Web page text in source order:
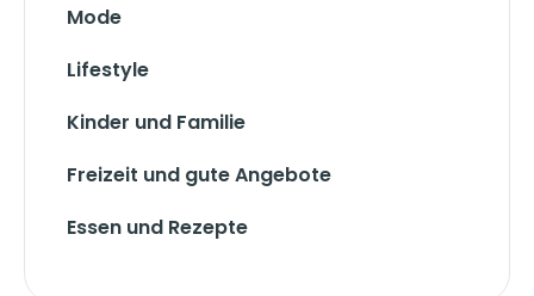
Mode
Lifestyle
Kinder und Familie
Freizeit und gute Angebote
Essen und Rezepte